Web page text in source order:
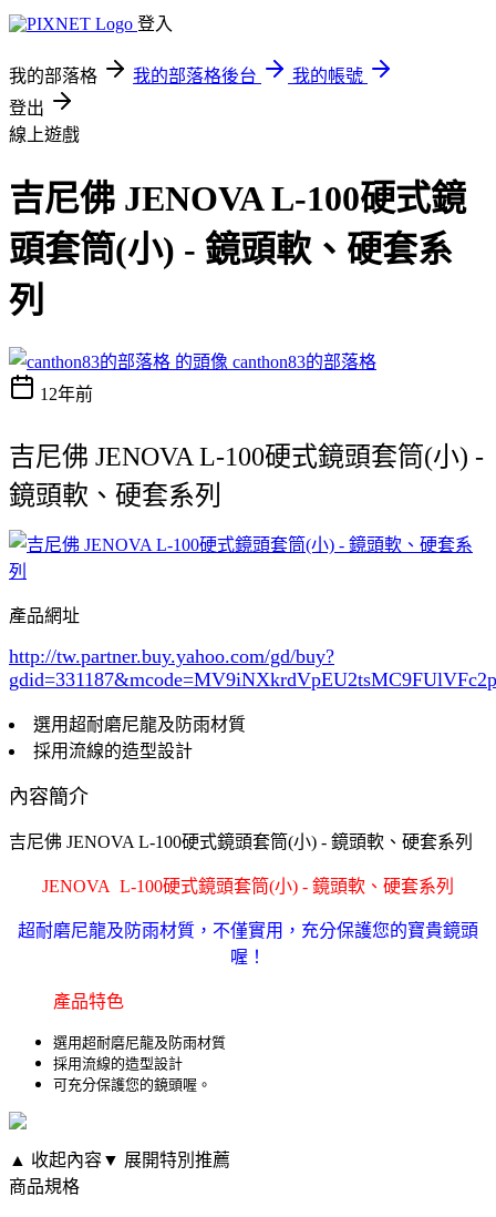
登入
我的部落格 我的部落格後台
我的帳號
登出
線上遊戲
吉尼佛 JENOVA L-100硬式鏡
頭套筒(小) - 鏡頭軟、硬套系
列
canthon83的部落格
12年前
吉尼佛 JENOVA L-100硬式鏡頭套筒(小) -
鏡頭軟、硬套系列
產品網址
http://tw.partner.buy.yahoo.com/gd/buy?
gdid=331187
選用超耐磨尼龍及防雨材質
採用流線的造型設計
內容簡介
吉尼佛 JENOVA L-100硬式鏡頭套筒(小) - 鏡頭軟、硬套系列
JENOVA L-100硬式鏡頭套筒(小) - 鏡頭軟、硬套系列
超耐磨尼龍及防雨材質，不僅實用，充分保護您的寶貴鏡頭
喔！
產品特色
選用超耐磨尼龍及防雨材質
採用流線的造型設計
可充分保護您的鏡頭喔。
▲ 收起內容▼ 展開特別推薦
商品規格